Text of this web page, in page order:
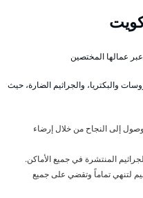
عمالها المختصين
والبكتريا، والجراثيم الضارة، حيث
إلى النجاح من خلال إرضاء
المنتشرة في جميع الأماكن.
لتنهي تماماً وتقضي على جميع